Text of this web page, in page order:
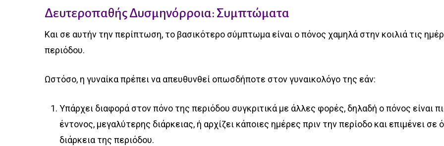
Δευτεροπαθής Δυσμηνόρροια: Συμπτώματα
Και σε αυτήν την περίπτωση, το βασικότερο σύμπτωμα είναι ο πόνος χαμηλά στην κοιλιά τις
περιόδου.
Ωστόσο, η γυναίκα πρέπει να απευθυνθεί οπωσδήποτε στον γυναικολόγο της εάν:
Υπάρχει διαφορά στον πόνο της περιόδου συγκριτικά με άλλες φορές, δηλαδή ο πόνος είναι
έντονος, μεγαλύτερης διάρκειας, ή αρχίζει κάποιες ημέρες πριν την περίοδο και επιμένει σε
διάρκεια της περιόδου.